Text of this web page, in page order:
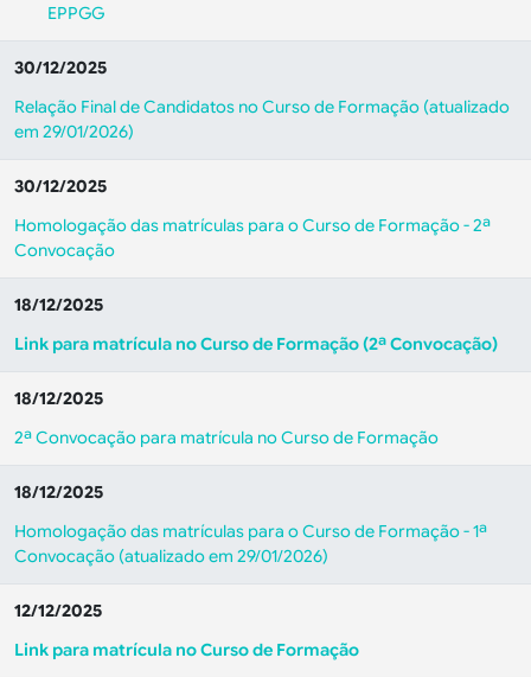
EPPGG
30/12/2025
Relação Final de Candidatos no Curso de Formação (atualizado
em 29/01/2026)
30/12/2025
Homologação das matrículas para o Curso de Formação - 2ª
Convocação
18/12/2025
Link para matrícula no Curso de Formação (2ª Convocação)
18/12/2025
2ª Convocação para matrícula no Curso de Formação
18/12/2025
Homologação das matrículas para o Curso de Formação - 1ª
Convocação (atualizado em 29/01/2026)
12/12/2025
Link para matrícula no Curso de Formação